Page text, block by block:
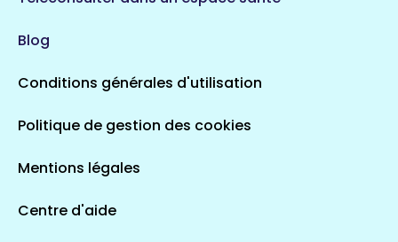
Blog
Conditions générales d'utilisation
Politique de gestion des cookies
Mentions légales
Centre d'aide